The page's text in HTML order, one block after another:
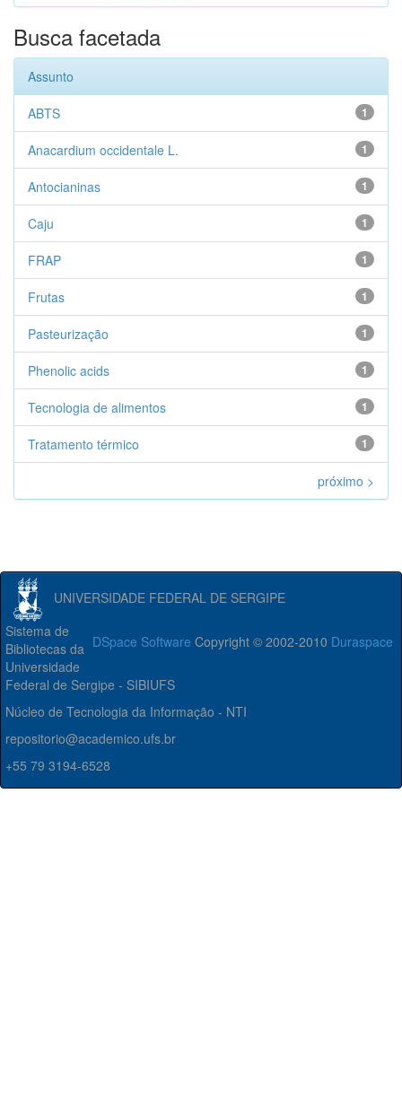
Busca facetada
Assunto
1
ABTS
1
Anacardium occidentale L.
1
Antocianinas
1
Caju
1
FRAP
1
Frutas
1
Pasteurização
1
Phenolic acids
1
Tecnologia de alimentos
1
Tratamento térmico
próximo >
UNIVERSIDADE FEDERAL DE SERGIPE
DSpace Software Copyright © 2002-2010 Duraspace
Sistema de
Bibliotecas da
Universidade
Federal de Sergipe - SIBIUFS
Núcleo de Tecnologia da Informação - NTI
repositorio@academico.ufs.br
+55 79 3194-6528